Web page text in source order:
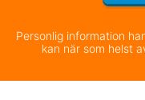
Personlig information
kan när som helst